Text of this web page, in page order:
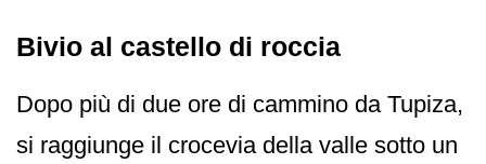
Bivio al castello di roccia
Dopo più di due ore di cammino da Tupiza,
si raggiunge il crocevia della valle sotto un